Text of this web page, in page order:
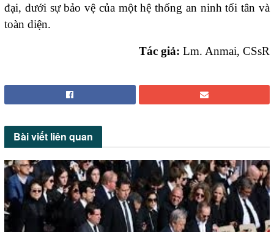
đại, dưới sự bảo vệ của một hệ thống an ninh tối tân và
toàn diện.
Tác giả: Lm. Anmai, CSsR
Bài viết liên quan